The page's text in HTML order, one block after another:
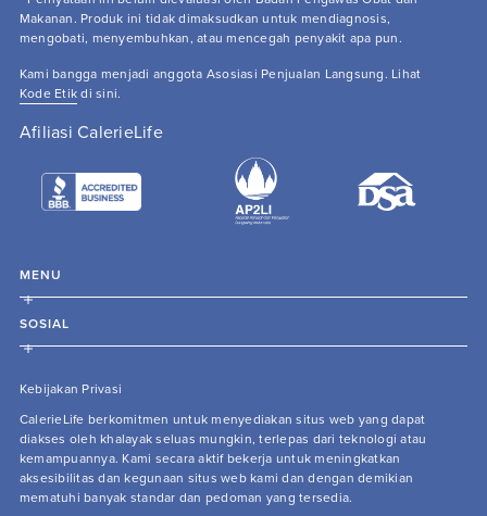
Makanan. Produk ini tidak dimaksudkan untuk mendiagnosis,
mengobati, menyembuhkan, atau mencegah penyakit apa pun.
Kode Etik di sini.
Afiliasi CalerieLife
MENU
SOSIAL
CalerieLife berkomitmen untuk menyediakan situs web yang dapat
diakses oleh khalayak seluas mungkin, terlepas dari teknologi atau
kemampuannya. Kami secara aktif bekerja untuk meningkatkan
aksesibilitas dan kegunaan situs web kami dan dengan demikian
mematuhi banyak standar dan pedoman yang tersedia.
Kebijakan Privasi